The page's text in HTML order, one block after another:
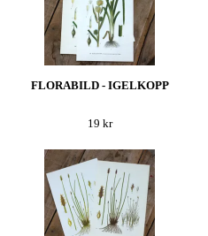
FLORABILD - IGELKOPP
19 kr